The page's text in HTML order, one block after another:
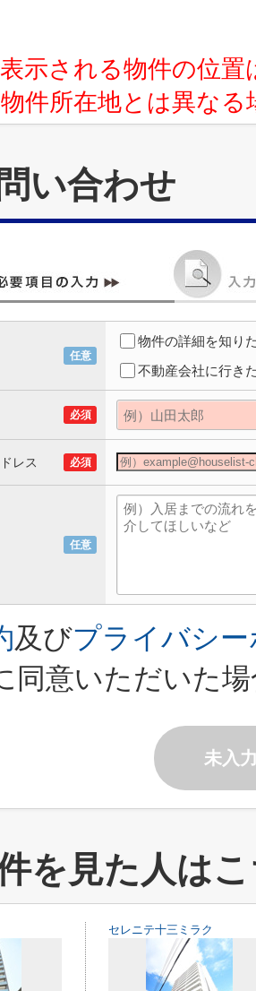
示される物件の位
件所在地とは異な
い合わせ
任意
物件の詳細を知り
不動産会社に行き
必須
レス 必須
任意
及びプライバシ
同意いただいた
未入
を見た人は
セレニテ十三ミラク